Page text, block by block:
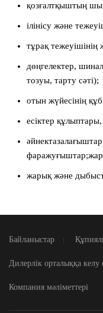
қозғалтқыштың
ілінісу және
тұрақ тежеуішінің
дөңгелектер,
тозуы, тарту сәті);
отын жүйесінің
есіктер құлыптары,
жарық және
Байланыстар
Дилерлік орталыққа келу
Компания мәліметтері